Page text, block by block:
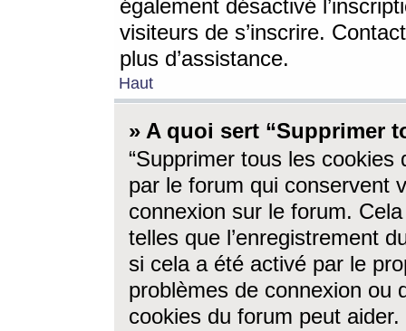
également désactivé
visiteurs de s’inscrire.
plus d’assistance.
Haut
» A quoi sert “Supprimer
“Supprimer tous les cookies
par le forum qui conservent
connexion sur le forum.
telles que l’enregistrement
si cela a été activé par le
problèmes de connexion ou
cookies du forum peut aider.